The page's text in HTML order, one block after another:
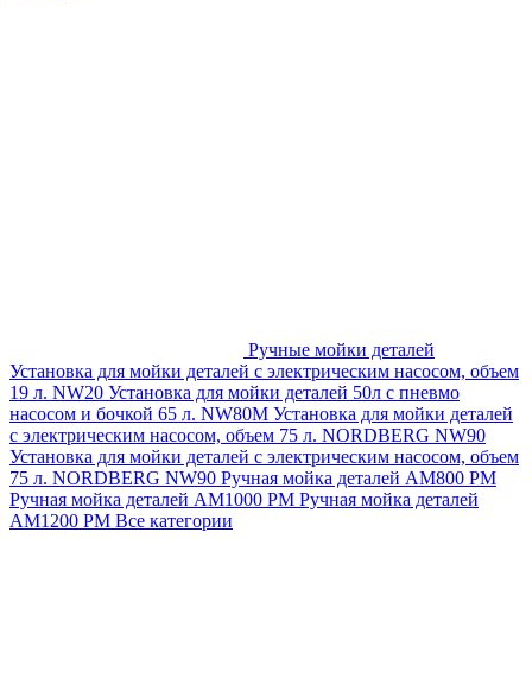
Ручные мойки деталей
Установка для мойки деталей с электрическим насосом, объем
19 л. NW20 Установка для мойки деталей 50л с пневмо
насосом и бочкой 65 л. NW80M Установка для мойки деталей
с электрическим насосом, объем 75 л. NORDBERG NW90
Установка для мойки деталей с электрическим насосом, объем
75 л. NORDBERG NW90 Ручная мойка деталей АМ800 РМ
Ручная мойка деталей АМ1000 РМ Ручная мойка деталей
АМ1200 РМ Все категории